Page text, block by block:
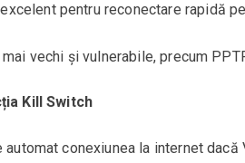
pentru reconectare rapidă
vechi și vulnerabile, precum
Kill Switch
automat conexiunea la internet